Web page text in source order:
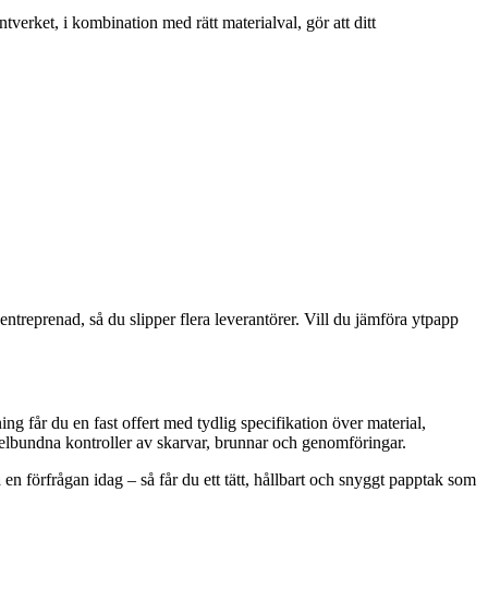
i kombination med rätt materialval, gör att ditt
så du slipper flera leverantörer. Vill du jämföra ytpapp
får du en fast offert med tydlig specifikation över material,
kontroller av skarvar, brunnar och genomföringar.
förfrågan idag – så får du ett tätt, hållbart och snyggt papptak som